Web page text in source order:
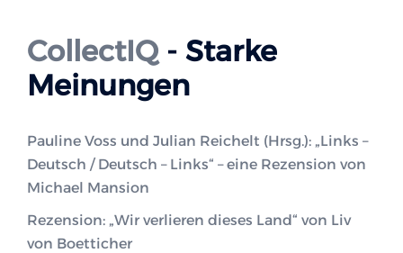
CollectIQ- Starke
Meinungen
Pauline Voss und Julian Reichelt (Hrsg.): „Links –
Deutsch / Deutsch – Links“ – eine Rezension von
Michael Mansion
Rezension: „Wir verlieren dieses Land“ von Liv
von Boetticher